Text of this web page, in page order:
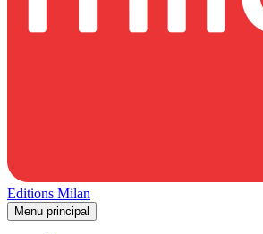
Editions Milan
Menu principal